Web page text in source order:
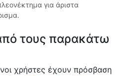
για άριστα
τους παρακάτω
χρήστες έχουν πρόσβαση